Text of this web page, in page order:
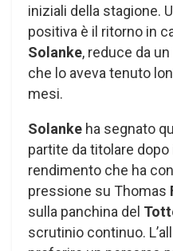
iniziali della stagione.
positiva è il ritorno in
Solanke, reduce da
che lo aveva tenuto
mesi.
Solanke ha segnato
partite da titolare dopo
rendimento che ha
pressione su Thomas
sulla panchina del
scrutinio continuo.